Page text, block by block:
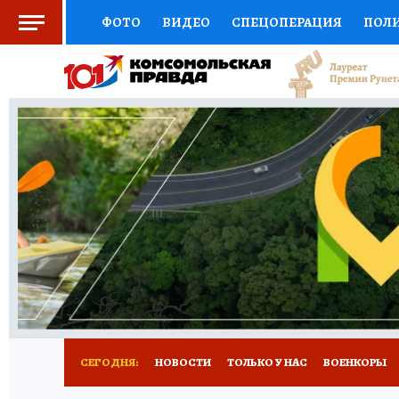
ФОТО ВИДЕО СПЕЦОПЕРАЦИЯ
СОЦПОДДЕРЖКА НАУКА СПОРТ
ВЫБОР ЭКСПЕРТОВ ДОКТОР
КНИЖНАЯ ПОЛКА ПРОГНОЗЫ НА СПОРТ
ПРЕСС-ЦЕНТР НЕДВИЖИМОСТЬ
РАДИО КП РЕКЛАМА ТЕСТЫ НОВОЕ
СЕГОДНЯ: НОВОСТИ ТОЛЬКО У НАС ВОЕНКОРЫ